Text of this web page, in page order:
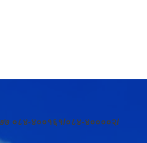
०८४-४००१६१/०८४-४००००२/